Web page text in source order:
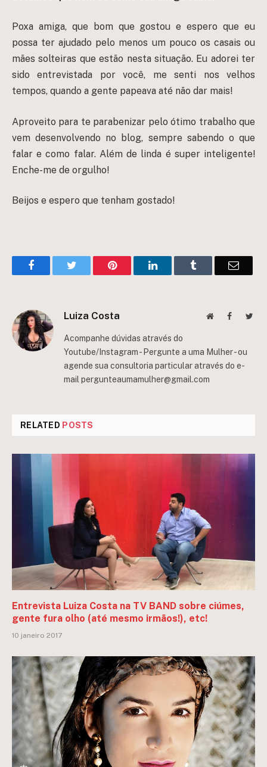
Poxa amiga, que bom que gostou e espero que eu
possa ter ajudado pelo menos um pouco os casais ou
mães solteiras que estão nesta situação. Eu adorei ter
sido entrevistada por você, me senti nos velhos
tempos, quando a gente papeava até não dar mais!
Aproveito para te parabenizar pelo ótimo trabalho que
vem desenvolvendo no blog, sempre sabendo o que
falar e como falar. Além de linda é super inteligente!
Enche-me de orgulho!
Beijos e espero que tenham gostado!
FacebookTwitter Pinterest LinkedInTumblr Email
Luiza Costa WebsiteFacebook
Acompanhe dúvidas através do
Youtube/Instagram - Pergunte a uma Mulher - ou
agende sua consultoria particular através do e-
mail pergunteaumamulher@gmail.com
RELATED POSTS
Entrevista Luiza Costa na TV BAND sobre ciúmes,
gente fura olho (até mesmo irmãos!), etc!
10 janeiro 2017